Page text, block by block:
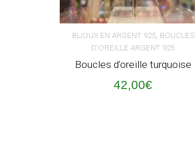
BIJOUX EN ARGENT 925, BOUCLES
D'OREILLE ARGENT 925
Boucles d’oreille turquoise
42,00€